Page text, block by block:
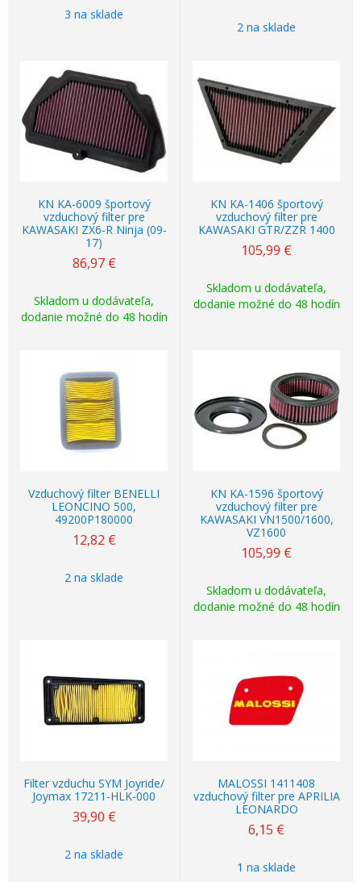
3 na sklade
2 na sklade
KN KA-6009 športový
vzduchový filter pre
KAWASAKI ZX6-R Ninja (09-
17)
86,97 €
Skladom u dodávateľa,
dodanie možné do 48 hodín
KN KA-1406 športový
vzduchový filter pre
KAWASAKI GTR/ZZR 1400
105,99 €
Skladom u dodávateľa,
dodanie možné do 48 hodín
Vzduchový filter BENELLI
LEONCINO 500,
49200P180000
12,82 €
2 na sklade
KN KA-1596 športový
vzduchový filter pre
KAWASAKI VN1500/1600,
VZ1600
105,99 €
Skladom u dodávateľa,
dodanie možné do 48 hodín
Filter vzduchu SYM Joyride/
Joymax 17211-HLK-000
39,90 €
2 na sklade
MALOSSI 1411408
vzduchový filter pre APRILIA
LEONARDO
6,15 €
1 na sklade